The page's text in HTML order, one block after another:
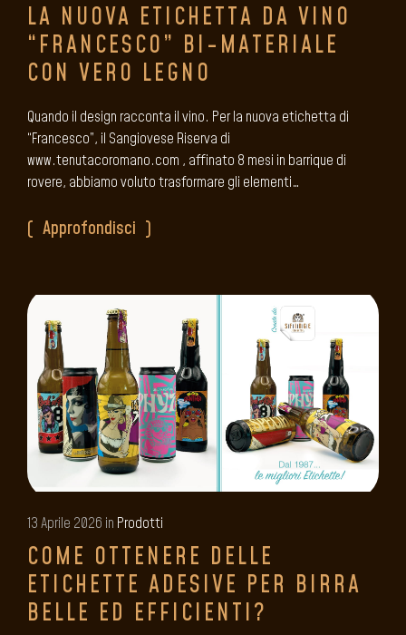
LA NUOVA ETICHETTA DA VINO
“FRANCESCO” BI-MATERIALE
CON VERO LEGNO
Quando il design racconta il vino. Per la nuova etichetta di
“Francesco”, il Sangiovese Riserva di
www.tenutacoromano.com , affinato 8 mesi in barrique di
rovere, abbiamo voluto trasformare gli elementi…
Approfondisci
13 Aprile 2026 in Prodotti
COME OTTENERE DELLE
ETICHETTE ADESIVE PER BIRRA
BELLE ED EFFICIENTI?